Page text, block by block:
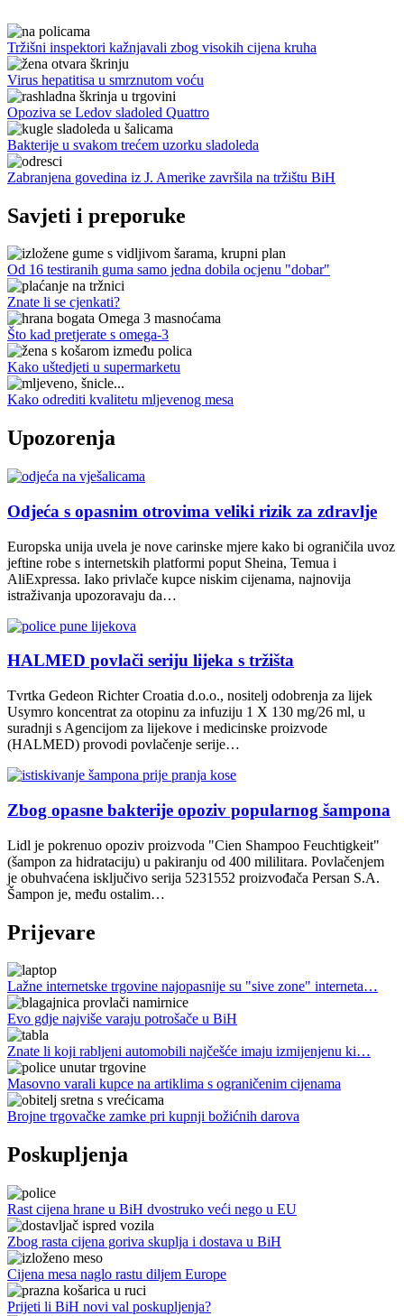
Tržišni inspektori kažnjavali zbog visokih cijena kruha
Virus hepatitisa u smrznutom voću
Opoziva se Ledov sladoled Quattro
Bakterije u svakom trećem uzorku sladoleda
Zabranjena govedina iz J. Amerike završila na tržištu BiH
Savjeti i preporuke
Od 16 testiranih guma samo jedna dobila ocjenu "dobar"
Znate li se cjenkati?
Što kad pretjerate s omega-3
Kako uštedjeti u supermarketu
Kako odrediti kvalitetu mljevenog mesa
Upozorenja
Odjeća s opasnim otrovima veliki rizik za zdravlje
Europska unija uvela je nove carinske mjere kako bi ograničila uvoz
jeftine robe s internetskih platformi poput Sheina, Temua i
AliExpressa. Iako privlače kupce niskim cijenama, najnovija
istraživanja upozoravaju da…
HALMED povlači seriju lijeka s tržišta
Tvrtka Gedeon Richter Croatia d.o.o., nositelj odobrenja za lijek
Usymro koncentrat za otopinu za infuziju 1 X 130 mg/26 ml, u
suradnji s Agencijom za lijekove i medicinske proizvode
(HALMED) provodi povlačenje serije…
Zbog opasne bakterije opoziv popularnog šampona
Lidl je pokrenuo opoziv proizvoda "Cien Shampoo Feuchtigkeit"
(šampon za hidrataciju) u pakiranju od 400 mililitara. Povlačenjem
je obuhvaćena isključivo serija 5231552 proizvođača Persan S.A.
Šampon je, među ostalim…
Prijevare
Lažne internetske trgovine najopasnije su "sive zone" interneta…
Evo gdje najviše varaju potrošače u BiH
Znate li koji rabljeni automobili najčešće imaju izmijenjenu ki…
Masovno varali kupce na artiklima s ograničenim cijenama
Brojne trgovačke zamke pri kupnji božićnih darova
Poskupljenja
Rast cijena hrane u BiH dvostruko veći nego u EU
Zbog rasta cijena goriva skuplja i dostava u BiH
Cijena mesa naglo rastu diljem Europe
Prijeti li BiH novi val poskupljenja?